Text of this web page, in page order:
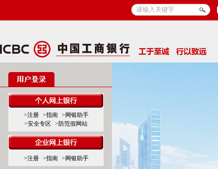
>注册 >指南
>网银助手
>安全专区
>防范假网站
>注册 >指南 >网银助手